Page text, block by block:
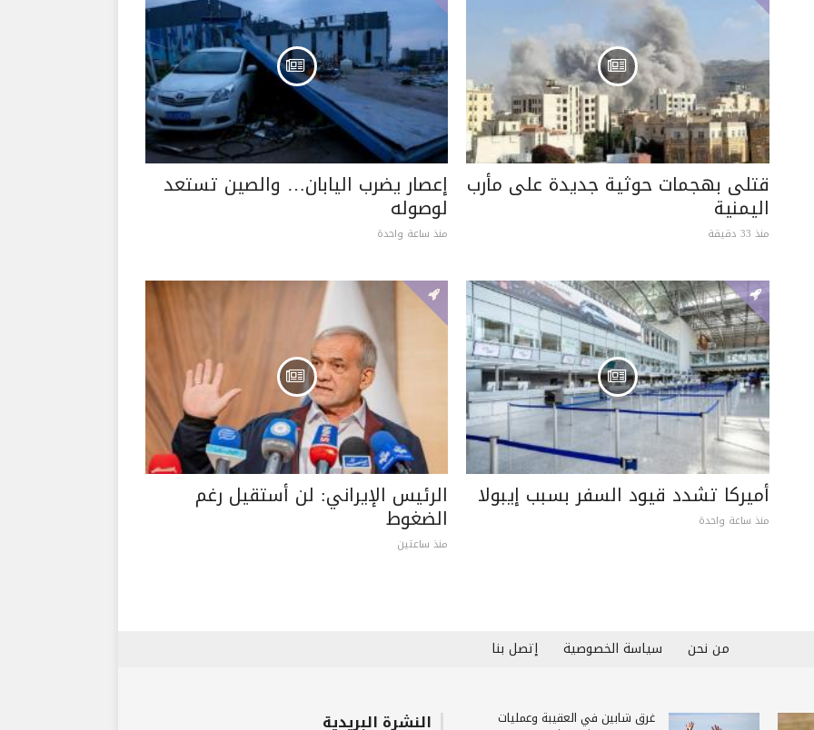
قتلى بهجمات حوثية جديدة على مأرب
اليمنية
منذ 33 دقيقة
إعصار يضرب اليابان… والصين تستعد
لوصوله
منذ ساعة واحدة
أميركا تشدد قيود السفر بسبب إيبولا
منذ ساعة واحدة
الرئيس الإيراني: لن أستقيل رغم
الضغوط
منذ ساعتين
من نحن سياسة الخصوصية إتصل بنا
غرق شابين في العقيبة وعمليات النشرة البريدية